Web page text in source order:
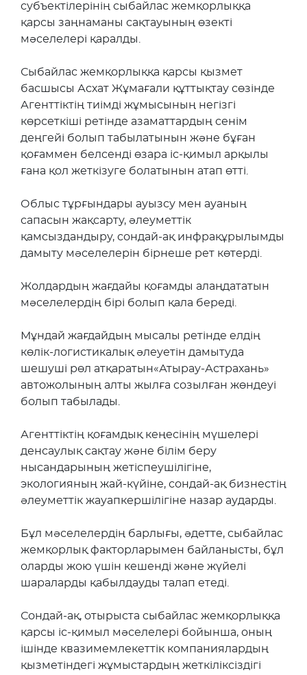
субъектілерінің сыбайлас жемқорлыққа
қарсы заңнаманы сақтауының өзекті
мәселелері қаралды.
Сыбайлас жемқорлыққа қарсы қызмет
басшысы Асхат Жұмағали құттықтау сөзінде
Агенттіктің тиімді жұмысының негізгі
көрсеткіші ретінде азаматтардың сенім
деңгейі болып табылатынын және бұған
қоғаммен белсенді өзара іс-қимыл арқылы
ғана қол жеткізуге болатынын атап өтті.
Облыс тұрғындары ауызсу мен ауаның
сапасын жақсарту, әлеуметтік
қамсыздандыру, сондай-ақ инфрақұрылымды
дамыту мәселелерін бірнеше рет көтерді.
Жолдардың жағдайы қоғамды алаңдататын
мәселелердің бірі болып қала береді.
Мұндай жағдайдың мысалы ретінде елдің
көлік-логистикалық әлеуетін дамытуда
шешуші рөл атқаратын«Атырау-Астрахань»
автожолының алты жылға созылған жөндеуі
болып табылады.
Агенттіктің қоғамдық кеңесінің мүшелері
денсаулық сақтау және білім беру
нысандарының жетіспеушілігіне,
экологияның жай-күйіне, сондай-ақ бизнестің
әлеуметтік жауапкершілігіне назар аударды.
Бұл мәселелердің барлығы, әдетте, сыбайлас
жемқорлық факторларымен байланысты, бұл
оларды жою үшін кешенді және жүйелі
шараларды қабылдауды талап етеді.
Сондай-ақ, отырыста сыбайлас жемқорлыққа
қарсы іс-қимыл мәселелері бойынша, оның
ішінде квазимемлекеттік компаниялардың
қызметіндегі жұмыстардың жеткіліксіздігі